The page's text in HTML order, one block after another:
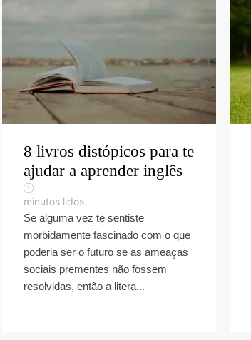
8 livros distópicos para te
ajudar a aprender inglês
minutos lidos
Se alguma vez te sentiste
morbidamente fascinado com o que
poderia ser o futuro se as ameaças
sociais prementes não fossem
resolvidas, então a litera...